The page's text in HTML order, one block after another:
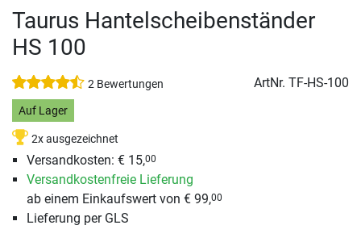
Taurus Hantelscheibenständer
HS 100
2 Bewertungen ArtNr. TF-HS-100
Auf Lager
2x ausgezeichnet
Versandkosten: € 15,00
Versandkostenfreie Lieferung
ab einem Einkaufswert von € 99,00
Lieferung per GLS